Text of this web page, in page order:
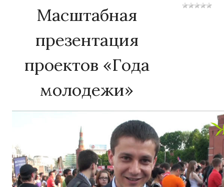
Масштабная
презентация
проектов «Года
молодежи»